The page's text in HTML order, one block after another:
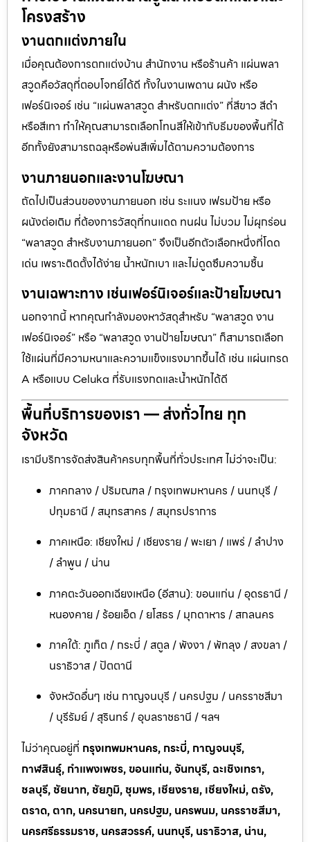
โครงสร้าง
งานตกแต่งภายใน
เมื่อคุณต้องการตกแต่งบ้าน สำนักงาน หรือร้านค้า แผ่นพลา
สวูดคือวัสดุที่ตอบโจทย์ได้ดี ทั้งในงานเพดาน ผนัง หรือ
เฟอร์นิเจอร์ เช่น “แผ่นพลาสวูด สำหรับตกแต่ง” ที่สีขาว สีดำ
หรือสีเทา ทำให้คุณสามารถเลือกโทนสีให้เข้ากับธีมของพื้นที่ได้
อีกทั้งยังสามารถฉลุหรือพ่นสีเพิ่มได้ตามความต้องการ
งานภายนอกและงานโฆษณา
ถัดไปเป็นส่วนของงานภายนอก เช่น ระแนง เฟรมป้าย หรือ
ผนังต่อเติม ที่ต้องการวัสดุที่ทนแดด ทนฝน ไม่บวม ไม่ผุกร่อน
“พลาสวูด สำหรับงานภายนอก” จึงเป็นอีกตัวเลือกหนึ่งที่โดด
เด่น เพราะติดตั้งได้ง่าย น้ำหนักเบา และไม่ดูดซึมความชื้น
งานเฉพาะทาง เช่นเฟอร์นิเจอร์และป้ายโฆษณา
นอกจากนี้ หากคุณกำลังมองหาวัสดุสำหรับ “พลาสวูด งาน
เฟอร์นิเจอร์” หรือ “พลาสวูด งานป้ายโฆษณา” ก็สามารถเลือก
ใช้แผ่นที่มีความหนาและความแข็งแรงมากขึ้นได้ เช่น แผ่นเกรด
A หรือแบบ Celuka ที่รับแรงกดและน้ำหนักได้ดี
พื้นที่บริการของเรา — ส่งทั่วไทย ทุก
จังหวัด
เรามีบริการจัดส่งสินค้าครบทุกพื้นที่ทั่วประเทศ ไม่ว่าจะเป็น:
ภาคกลาง / ปริมณฑล / กรุงเทพมหานคร / นนทบุรี /
ปทุมธานี / สมุทรสาคร / สมุทรปราการ
ภาคเหนือ: เชียงใหม่ / เชียงราย / พะเยา / แพร่ / ลำปาง
/ ลำพูน / น่าน
ภาคตะวันออกเฉียงเหนือ (อีสาน): ขอนแก่น / อุดรธานี /
หนองคาย / ร้อยเอ็ด / ยโสธร / มุกดาหาร / สกลนคร
ภาคใต้: ภูเก็ต / กระบี่ / สตูล / พังงา / พัทลุง / สงขลา /
นราธิวาส / ปัตตานี
จังหวัดอื่นๆ เช่น กาญจนบุรี / นครปฐม / นครราชสีมา
/ บุรีรัมย์ / สุรินทร์ / อุบลราชธานี / ฯลฯ
ไม่ว่าคุณอยู่ที่ กรุงเทพมหานคร, กระบี่, กาญจนบุรี,
กาฬสินธุ์, กำแพงเพชร, ขอนแก่น, จันทบุรี, ฉะเชิงเทรา,
ชลบุรี, ชัยนาท, ชัยภูมิ, ชุมพร, เชียงราย, เชียงใหม่, ตรัง,
ตราด, ตาก, นครนายก, นครปฐม, นครพนม, นครราชสีมา,
นครศรีธรรมราช, นครสวรรค์, นนทบุรี, นราธิวาส, น่าน,